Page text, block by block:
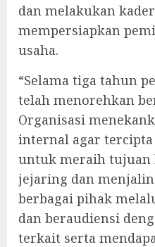
dan melakukan
mempersiapkan
usaha.
“Selama tiga tahun
telah menorehkan
Organisasi
internal agar
untuk meraih tujuan
jejaring dan
berbagai pihak
dan beraudiensi
terkait serta